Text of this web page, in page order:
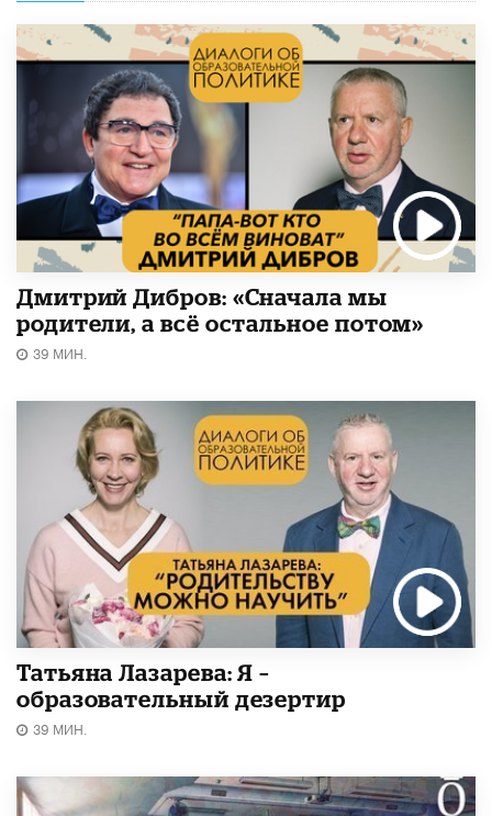
Дмитрий Дибров: «Сначала мы
родители, а всё остальное потом»
39 МИН.
Татьяна Лазарева: Я –
образовательный дезертир
39 МИН.